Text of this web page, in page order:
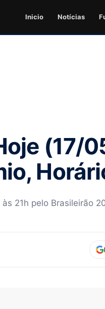
Inicio Notícias
(17/
21h pelo Brasileirão